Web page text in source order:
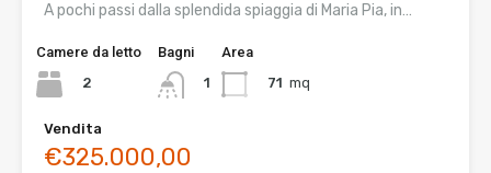
A pochi passi dalla splendida spiaggia di Maria Pia, in…
Camere da letto
2
Bagni
1
Area
71 mq
Vendita
€325.000,00